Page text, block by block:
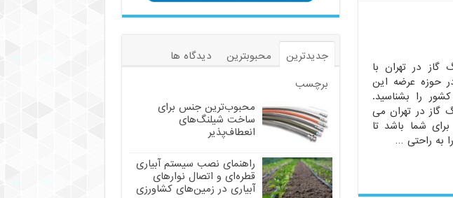
گاز در تهران با
حوزه عرضه این
را بشناسید.
گاز در تهران می
شما باشد تا
به راحتی …
جدیدترین محبوبترین
دیدگاه ها
برچسب
محبوب‌ترین جنس برای
ساخت شیلنگ‌های
انعطاف‌پذیر
راهنمای نصب سیستم آبیاری
قطره‌ای و اتصال نوارهای
آبیاری در زمین‌های کشاورزی